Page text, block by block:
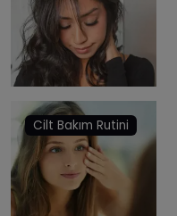
Cilt Bakım Rutini